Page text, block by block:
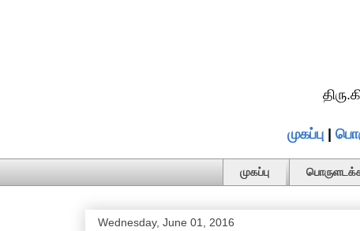
முகப்பு
முகப்பு
Wednesday, June 01, 2016